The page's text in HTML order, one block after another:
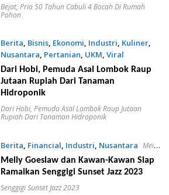
Bejat, Pria 50 Tahun Cabuli 4 Bocah Di Rumah
Pohon
Berita, Bisnis, Ekonomi, Industri, Kuliner,
Nusantara, Pertanian, UKM, Viral
Mei 28, 2023
Dari Hobi, Pemuda Asal Lombok Raup
Jutaan Rupiah Dari Tanaman
Hidroponik
Dari Hobi, Pemuda Asal Lombok Raup Jutaan
Rupiah Dari Tanaman Hidroponik
Berita, Financial, Industri, Nusantara Mei
28, 2023
Melly Goeslaw dan Kawan-Kawan Siap
Ramaikan Senggigi Sunset Jazz 2023
Senggigi Sunset Jazz 2023